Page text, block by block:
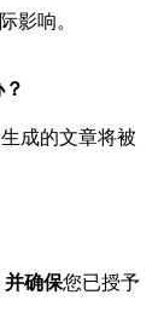
影响。
成的文章将被
并确保您已授予